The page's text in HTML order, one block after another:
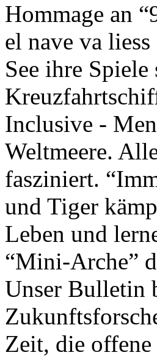
Hommage an
el nave va
See ihre
Inclusive -
Weltmeere.
fasziniert.
und Tiger
Leben und
“Mini-Arche”
Unser Bulletin
Zeit, die offene